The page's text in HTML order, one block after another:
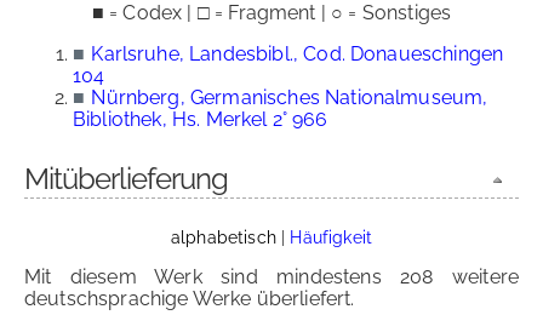
■ = Codex | □ = Fragment | ○ = Sonstiges
■ Karlsruhe, Landesbibl., Cod. Donaueschingen
104
■ Nürnberg, Germanisches Nationalmuseum,
Bibliothek, Hs. Merkel 2° 966
Mitüberlieferung
alphabetisch| Häufigkeit
Mit diesem Werk sind mindestens 208 weitere
deutschsprachige Werke überliefert.